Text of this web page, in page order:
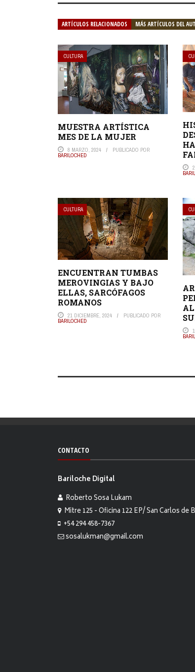
ARTÍCULOS RELACIONADOS MÁS ARTÍCULOS DEL
CULTURA
MUESTRA ARTÍSTICA
MES DE LA MUJER
8 MARZO, 2024 PUBLICADO POR
BARILOCHED
CULTURA
ENCUENTRAN TUMBAS
MEROVINGIAS Y BAJO
ELLAS, SARCÓFAGOS
ROMANOS
21 DICIEMBRE, 2024 PUBLICADO POR
BARILOCHED
CONTACTO
Bariloche Digital
Roberto Sosa Lukam
Mitre 125 - Oficina 122 EP/ San Carlos de
+54 294 458-7367
sosalukman@gmail.com